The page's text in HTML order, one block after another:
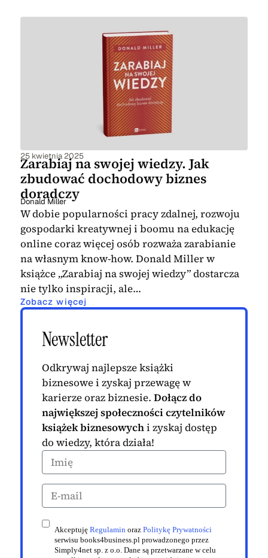
25 kwietnia 2025
Zarabiaj na swojej wiedzy. Jak
zbudować dochodowy biznes
doradczy
Donald Miller
W dobie popularności pracy zdalnej, rozwoju
gospodarki kreatywnej i boomu na edukację
online coraz więcej osób rozważa zarabianie
na własnym know-how. Donald Miller w
książce „Zarabiaj na swojej wiedzy” dostarcza
nie tylko inspiracji, ale…
Zobacz więcej
Newsletter
Odkrywaj najlepsze książki
biznesowe i zyskaj przewagę w
karierze oraz biznesie. Dołącz do
największej społeczności czytelników
książek biznesowychi zyskaj dostęp
do wiedzy, która działa!
Akceptuję Regulamin oraz Politykę Prywatności
serwisu books4business.pl prowadzonego przez
Simply4net sp. z o.o. Dane są przetwarzane w celu